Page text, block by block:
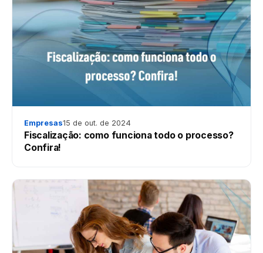
Empresas15 de out. de 2024
Fiscalização: como funciona todo o processo?
Confira!